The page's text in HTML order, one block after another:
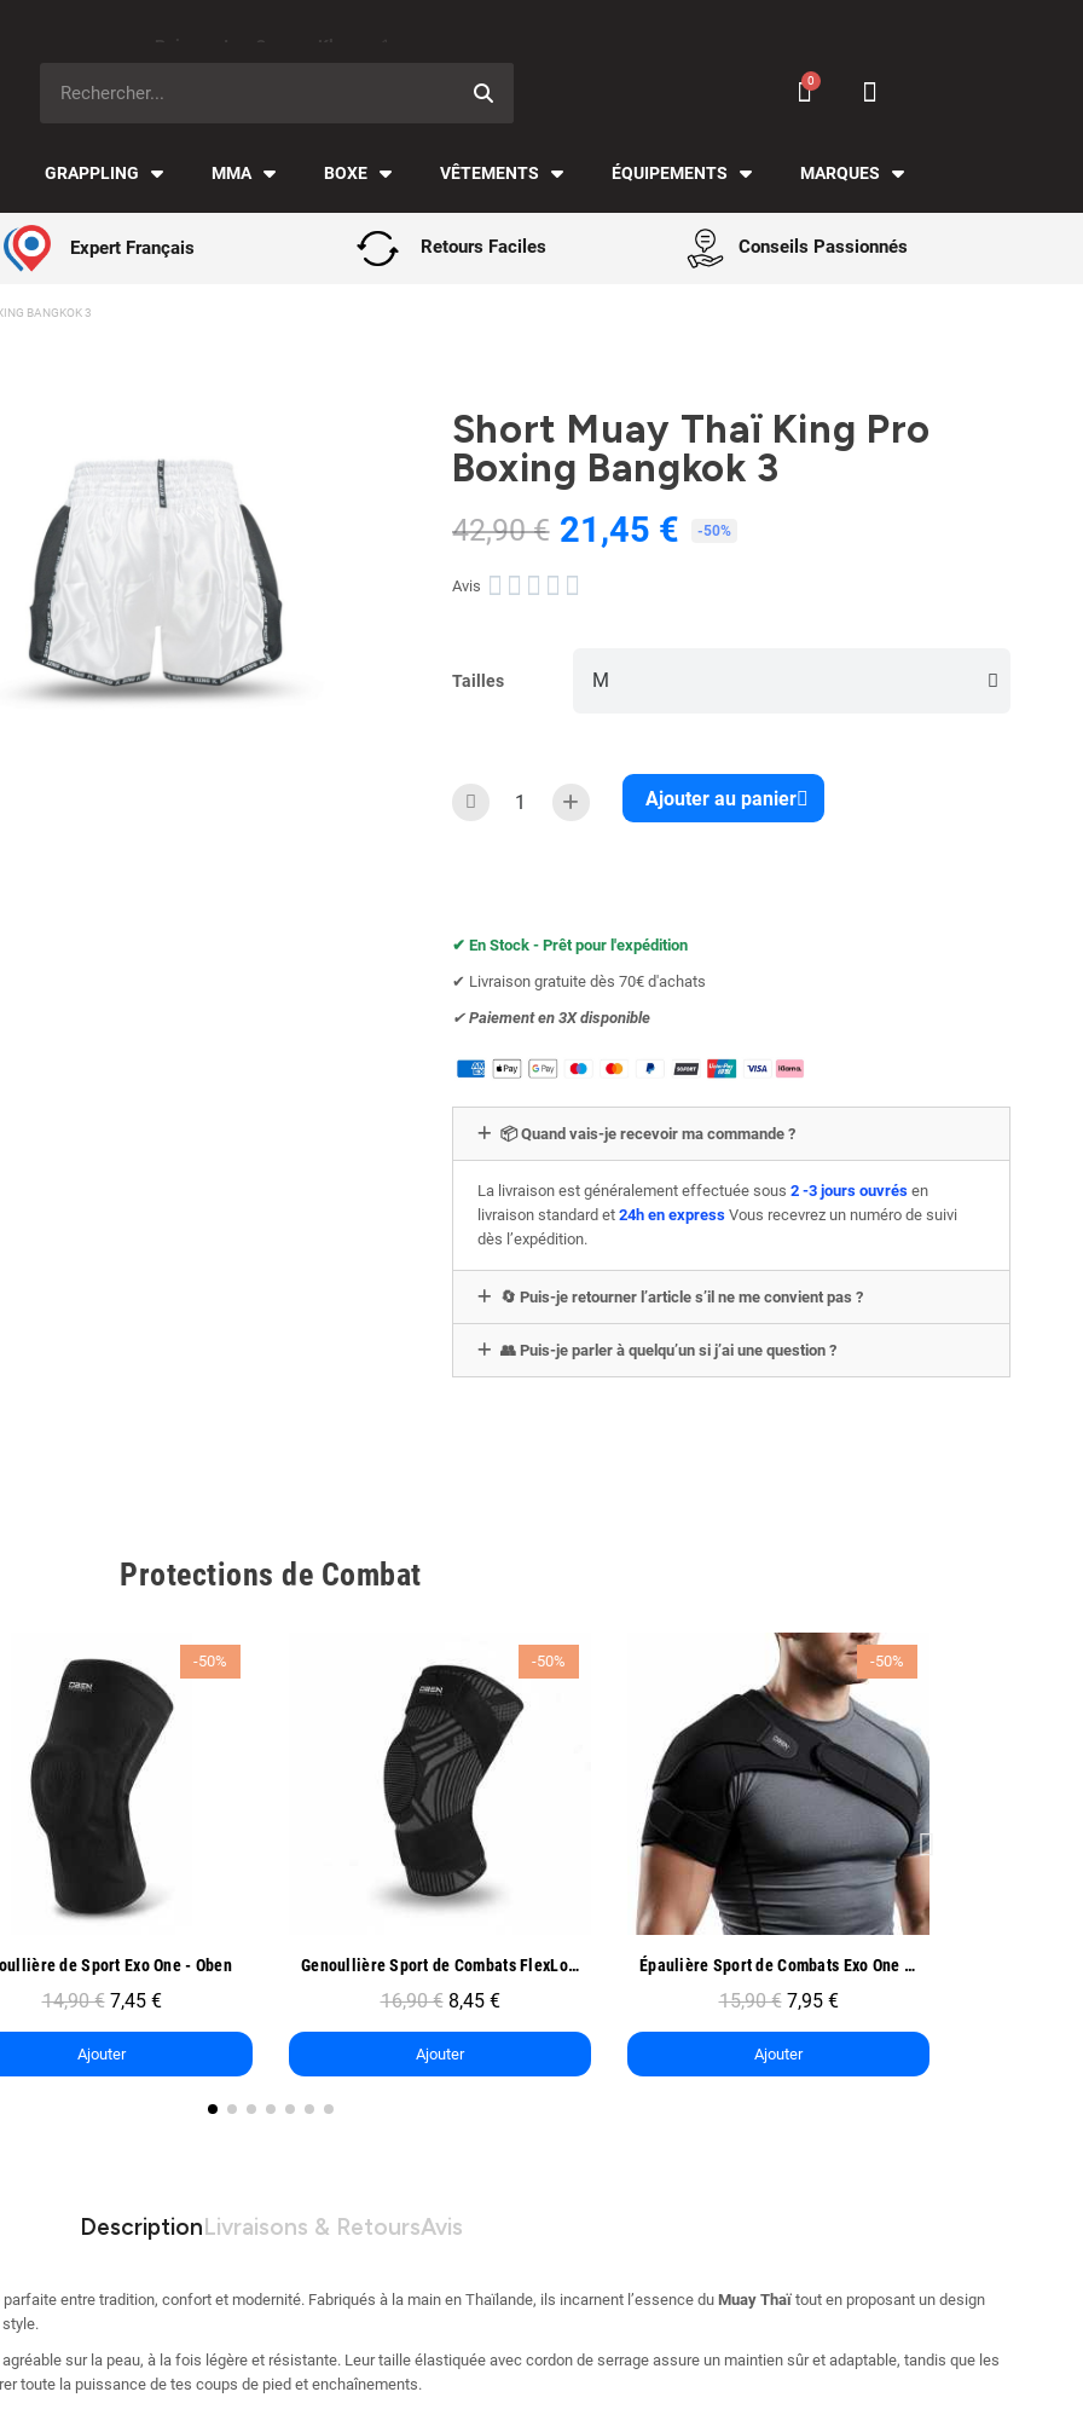
GRAPPLING MMA BOXE VÊTEMENTS ÉQUIPEMENTS MARQUES
Expert Français Retours Faciles Conseils Passionnés
BANGKOK 3
Short Muay Thaï King Pro
Boxing Bangkok 3
42,90 € 21,45 € -50%
Avis     
Tailles
Ajouter au panier
✔︎ En Stock - Prêt pour l'expédition
✔︎ Livraison gratuite dès 70€ d'achats
✔︎ Paiement en 3X disponible
📦 Quand vais-je recevoir ma commande ?
La livraison est généralement effectuée sous 2 -3 jours ouvrés en
livraison standard et24h en expressVous recevrez un numéro de suivi
dès l’expédition.
🔄 Puis-je retourner l’article s’il ne me convient pas ?
👥 Puis-je parler à quelqu’un si j’ai une question ?
Protections de Combat
Aperçu rapide
-50%
Genoullière Sport de Combats FlexLock - Oben
16,90 € 8,45 €
Ajouter
Aperçu rapide
-50%
Épaulière Sport de Combats Exo One - Oben
15,90 € 7,95 €
Ajouter
Aperçu rapide
-50%
Coudière de Compression Sport - Oben
9,90 € 4,95 €
Ajouter
DescriptionLivraisons & RetoursAvis
parfaite entre tradition, confort et modernité. Fabriqués à la main en Thaïlande, ils incarnent l’essence du Muay Thaï tout en proposant un design
sur la peau, à la fois légère et résistante. Leur taille élastiquée avec cordon de serrage assure un maintien sûr et adaptable, tandis que les
toute la puissance de tes coups de pied et enchaînements.